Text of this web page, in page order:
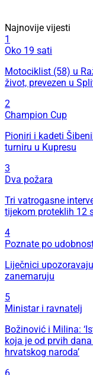
Najnovije vijesti
1
Oko 19 sati
Motociklist (58) u
život, prevezen u
2
Champion Cup
Pioniri i kadeti
turniru u Kupresu
3
Dva požara
Tri vatrogasne
tijekom proteklih 12
4
Poznate po
Liječnici
zanemaruju
5
Ministar i ravnatelj
Božinović i Milina:
koja je od prvih
hrvatskog naroda’